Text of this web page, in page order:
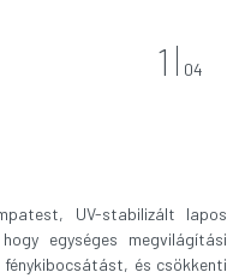
1 04
UV-stabilizált lapos
egységes megvilágítási
fénykibocsátást, és csökkenti